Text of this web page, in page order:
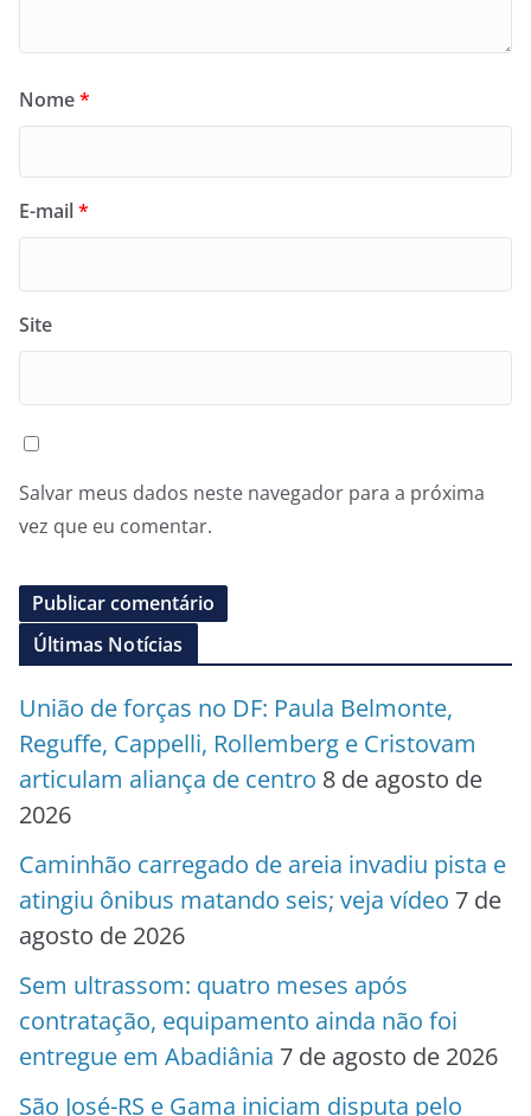
Nome*
E-mail*
Site
Salvar meus dados neste navegador para a próxima
vez que eu comentar.
Últimas Notícias
União de forças no DF: Paula Belmonte,
Reguffe, Cappelli, Rollemberg e Cristovam
articulam aliança de centro 8 de agosto de
2026
Caminhão carregado de areia invadiu pista e
atingiu ônibus matando seis; veja vídeo 7 de
agosto de 2026
Sem ultrassom: quatro meses após
contratação, equipamento ainda não foi
entregue em Abadiânia 7 de agosto de 2026
São José-RS e Gama iniciam disputa pelo